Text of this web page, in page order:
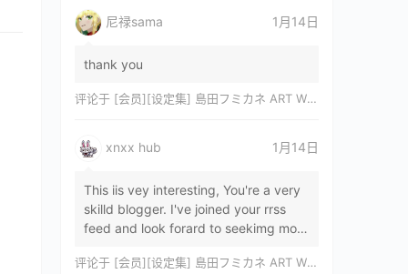
尼禄sama 1月14日
thank you
评论于 [会员][设定集] 島田フミカネ ART WORKS EXTRA Luminous Witches[DL]
xnxx hub 1月14日
This iis vey interesting, You're a very
skilld blogger. I've joined your rrss
feed and look forard to seekimg mor
评论于 [会员][设定集] 島田フミカネ ART WORKS EXTRA Luminous Witches[DL]